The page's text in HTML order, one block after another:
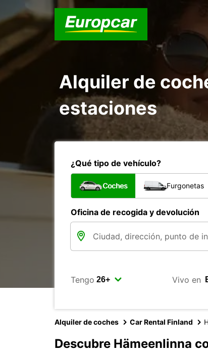
Alquiler de
estaciones
¿Qué tipo de vehículo?
Coches Furgonetas
Oficina de recogida y devolución
Tengo Vivo en
Alquiler de coches Car Rental Finland
Descubre Hämeenlinna